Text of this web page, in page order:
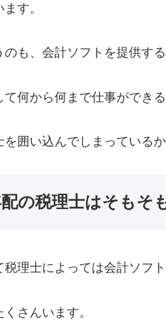
す。
のも、会計ソフトを提供す
て何から何まで仕事ができ
を囲い込んでしまっているか
の税理士はそもそ
税理士によっては会計ソフ
くさんいます。